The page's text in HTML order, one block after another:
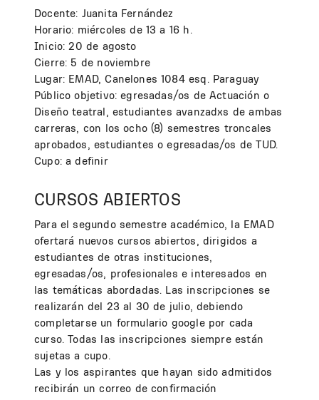
Docente: Juanita Fernández
Horario: miércoles de 13 a 16 h.
Inicio: 20 de agosto
Cierre: 5 de noviembre
Lugar: EMAD, Canelones 1084 esq. Paraguay
Público objetivo: egresadas/os de Actuación o
Diseño teatral, estudiantes avanzadxs de ambas
carreras, con los ocho (8) semestres troncales
aprobados, estudiantes o egresadas/os de TUD.
Cupo: a definir
CURSOS ABIERTOS
Para el segundo semestre académico, la EMAD
ofertará nuevos cursos abiertos, dirigidos a
estudiantes de otras instituciones,
egresadas/os, profesionales e interesados en
las temáticas abordadas. Las inscripciones se
realizarán del 23 al 30 de julio, debiendo
completarse un formulario google por cada
curso. Todas las inscripciones siempre están
sujetas a cupo.
Las y los aspirantes que hayan sido admitidos
recibirán un correo de confirmación